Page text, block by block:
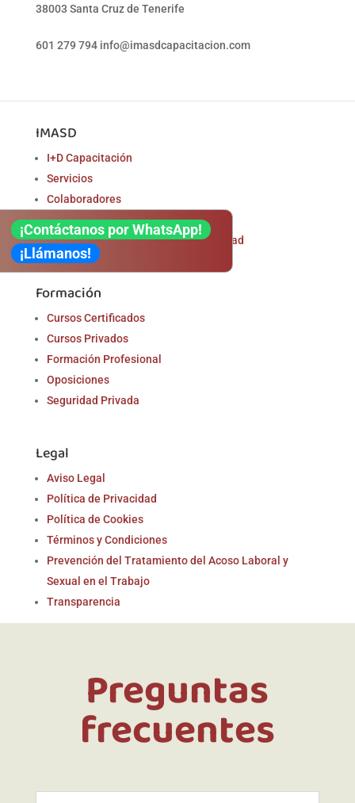
38003 Santa Cruz de Tenerife
601 279 794 info@imasdcapacitacion.com
IMASD
I+D Capacitación
Servicios
Colaboradores
Trabaja con nosotros
Politica Sistema De Gestión De Calidad
Formación
Cursos Certificados
Cursos Privados
Formación Profesional
Oposiciones
Seguridad Privada
Legal
Aviso Legal
Política de Privacidad
Política de Cookies
Términos y Condiciones
Prevención del Tratamiento del Acoso Laboral y
Sexual en el Trabajo
Transparencia
Preguntas
frecuentes
¡Contáctanos por WhatsApp!
¡Llámanos!